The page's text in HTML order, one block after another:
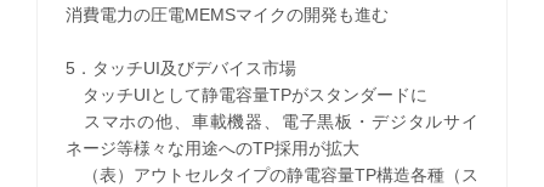
消費電力の圧電MEMSマイクの開発も進む
5．タッチUI及びデバイス市場
タッチUIとして静電容量TPがスタンダードに
スマホの他、車載機器、電子黒板・デジタルサイ
ネージ等様々な用途へのTP採用が拡大
（表）アウトセルタイプの静電容量TP構造各種（ス